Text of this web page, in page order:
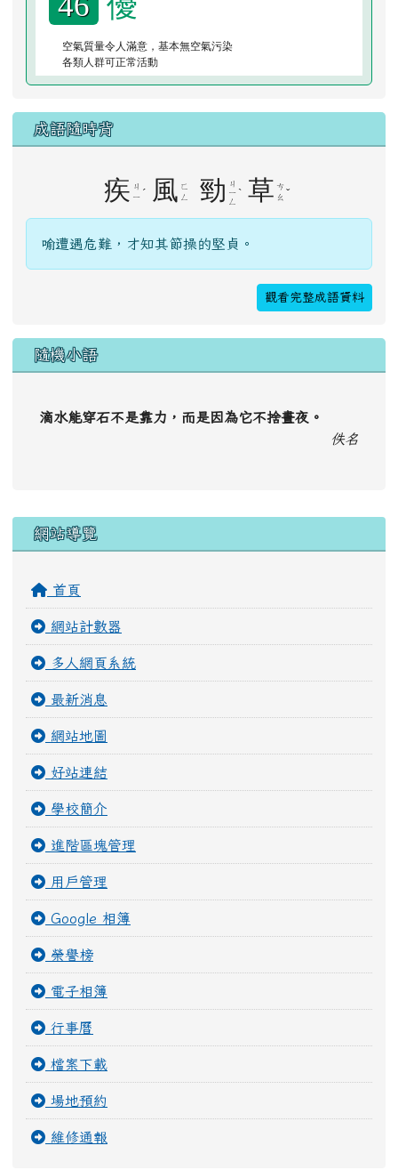
空氣質量令人滿意，基本無空氣污染
各類人群可正常活動
成語隨時背
疾 ㄐ
ㄧ ˊ 風 ㄈ
ㄥ
勁 ㄐ
ㄧ
ㄥ
ˋ 草 ㄘ
ㄠ ˇ
喻遭遇危難，才知其節操的堅貞。
觀看完整成語資料
隨機小語
滴水能穿石不是靠力，而是因為它不捨晝夜。
佚名
右邊區域內容
網站導覽
首頁
網站計數器
多人網頁系統
最新消息
網站地圖
好站連結
學校簡介
進階區塊管理
用戶管理
Google 相簿
榮譽榜
電子相簿
行事曆
檔案下載
場地預約
維修通報